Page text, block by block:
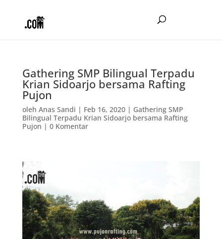
Gathering SMP Bilingual Terpadu
Krian Sidoarjo bersama Rafting
Pujon
oleh Anas Sandi | Feb 16, 2020| Gathering SMP
Bilingual Terpadu Krian Sidoarjo bersama Rafting
Pujon | 0 Komentar